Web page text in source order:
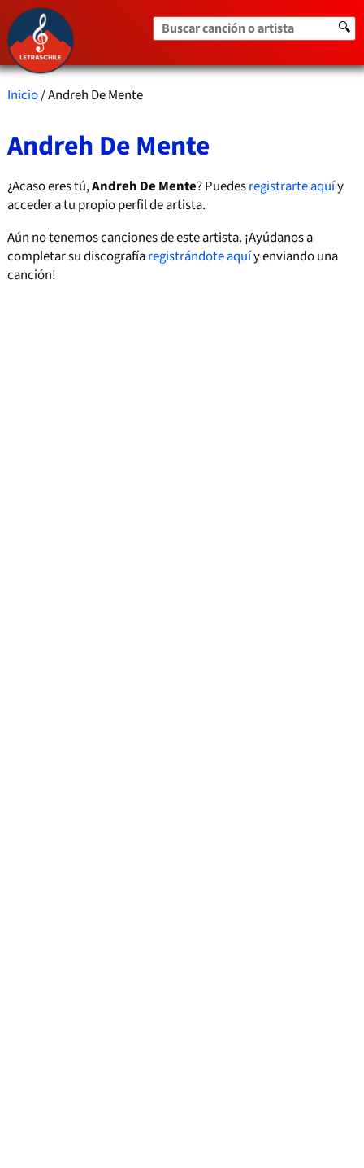
Buscar canción o artista 🔍
Inicio/ Andreh De Mente
Andreh De Mente
¿Acaso eres tú,Andreh De Mente? Puedesregistrarte aquíy
acceder a tu propio perfil de artista.
Aún no tenemos canciones de este artista. ¡Ayúdanos a
completar su discografíaregistrándote aquíy enviando una
canción!